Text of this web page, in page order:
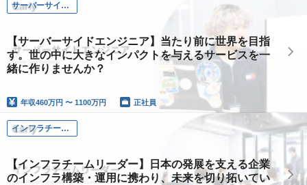
サーバーサイドエンジニア
【サーバーサイドエンジニア】当たり前に世界を目指
す。世の中に大きなインパクトを与えるサービスを一
緒に作りませんか？
年収460万円 〜 1100万円 正社員
インフラチームリーダー
【インフラチームリーダー】日本の発展を支える企業
のインフラ構築・運用に携わり、未来を切り拓いてい